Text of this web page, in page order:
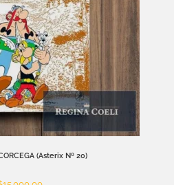
(Asterix Nº 20)